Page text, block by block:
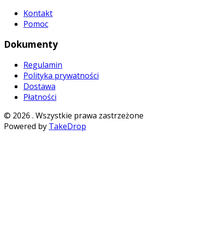
Kontakt
Pomoc
Dokumenty
Regulamin
Polityka prywatności
Dostawa
Płatności
© 2026 . Wszystkie prawa zastrzeżone
Powered by TakeDrop